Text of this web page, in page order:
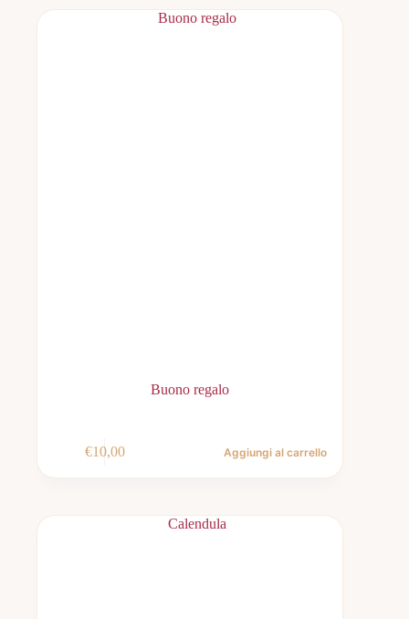
Buono regalo
€10,00 Aggiungi al carrello